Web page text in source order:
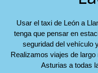
Usar el taxi de León a
tenga que pensar en
seguridad del vehículo
Realizamos viajes de
Asturias a todas